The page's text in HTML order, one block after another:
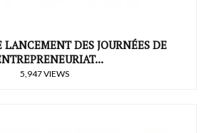
DES JOURNÉES DE
5,947 VIEWS